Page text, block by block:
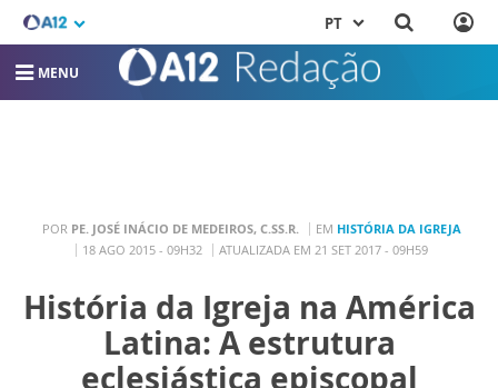
PT
MENU
POR PE. JOSÉ INÁCIO DE MEDEIROS, C.SS.R. EM HISTÓRIA DA IGREJA
18 AGO 2015 - 09H32
ATUALIZADA EM 21 SET 2017 - 09H59
História da Igreja na América
Latina: A estrutura
eclesiástica episcopal